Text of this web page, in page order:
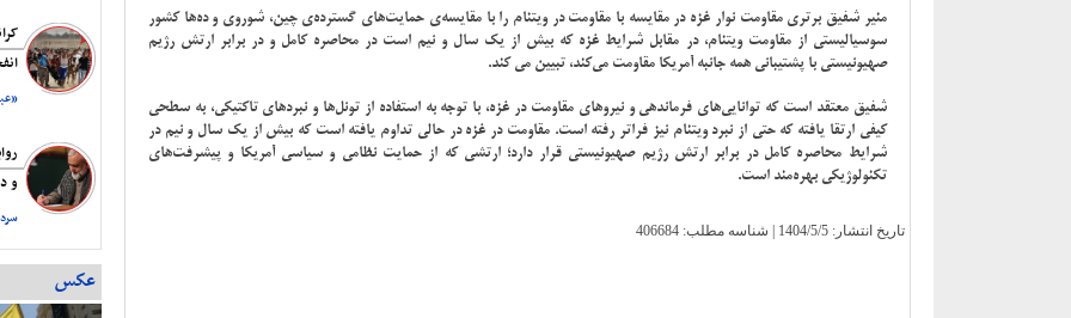
منیر شفیق برتری مقاومت نوار غزه در مقایسه با مقاومت در ویتنام را با مقایسه‌ی حمایت‌های گسترده‌ی چین، شوروی و ده‌ها کشور
سوسیالیستی از مقاومت ویتنام، در مقابل شرایط غزه که بیش از یک سال و نیم است در محاصره کامل و در برابر ارتش رژیم
صهیونیستی با پشتیبانی همه جانبه آمریکا مقاومت می‌کند، تبیین می کند.
شفیق معتقد است که توانایی‌های فرماندهی و نیروهای مقاومت در غزه، با توجه به استفاده از تونل‌ها و نبردهای تاکتیکی، به سطحی
کیفی ارتقا یافته که حتی از نبرد ویتنام نیز فراتر رفته است. مقاومت در غزه در حالی تداوم یافته است که بیش از یک سال و نیم در
شرایط محاصره کامل در برابر ارتش رژیم صهیونیستی قرار دارد؛ ارتشی که از حمایت نظامی و سیاسی آمریکا و پیشرفت‌های
تکنولوژیکی بهره‌مند است.
تاریخ انتشار:1404/5/5 | شناسه مطلب: 406684
بیانیه اتحادیه
اشغالگری به
هنیه
و
عکس